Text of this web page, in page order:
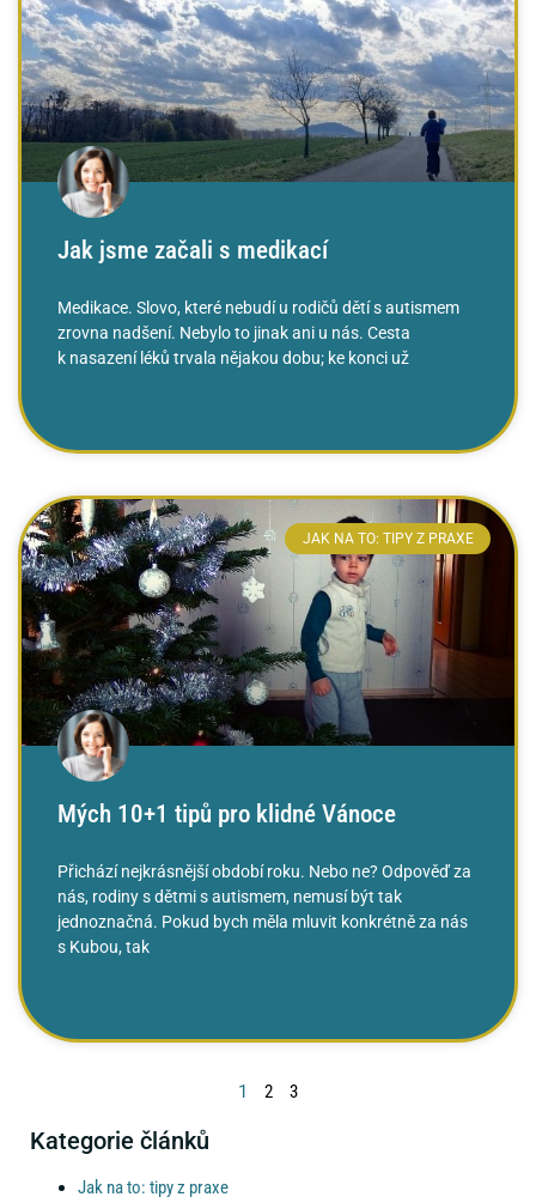
Jak jsme začali s medikací
Medikace. Slovo, které nebudí u rodičů dětí s autismem
zrovna nadšení. Nebylo to jinak ani u nás. Cesta
k nasazení léků trvala nějakou dobu; ke konci už
JAK NA TO: TIPY Z PRAXE
Mých 10+1 tipů pro klidné Vánoce
Přichází nejkrásnější období roku. Nebo ne? Odpověď za
nás, rodiny s dětmi s autismem, nemusí být tak
jednoznačná. Pokud bych měla mluvit konkrétně za nás
s Kubou, tak
1 2 3
Kategorie článků
Jak na to: tipy z praxe